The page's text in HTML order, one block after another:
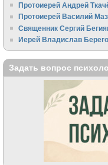
Протоиерей Андрей
Протоиерей Василий
Священник Сергий
Иерей Владислав
Задать вопрос